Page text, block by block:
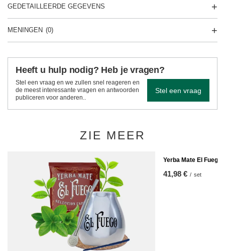
GEDETAILLEERDE GEGEVENS
MENINGEN (0)
Heeft u hulp nodig? Heb je vragen?
Stel een vraag en we zullen snel reageren en
de meest interessante vragen en antwoorden
publiceren voor anderen..
Stel een vraag
ZIE MEER
Yerba Mate El Fuego
41,98 € / set